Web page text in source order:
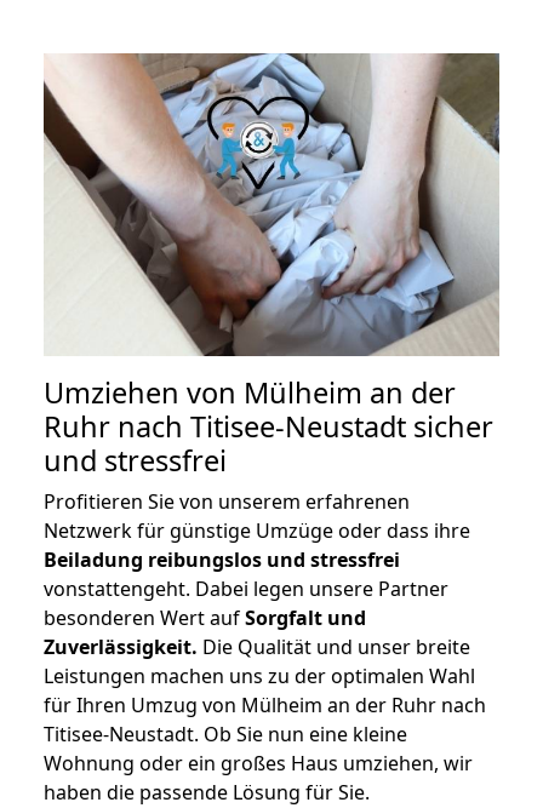
Umziehen von Mülheim an der
Ruhr nach Titisee-Neustadt sicher
und stressfrei
Profitieren Sie von unserem erfahrenen
Netzwerk für günstige Umzüge oder dass ihre
Beiladung reibungslos und stressfrei
vonstattengeht. Dabei legen unsere Partner
besonderen Wert aufSorgfalt und
Zuverlässigkeit. Die Qualität und unser breite
Leistungen machen uns zu der optimalen Wahl
für Ihren Umzug von Mülheim an der Ruhr nach
Titisee-Neustadt. Ob Sie nun eine kleine
Wohnung oder ein großes Haus umziehen, wir
haben die passende Lösung für Sie.